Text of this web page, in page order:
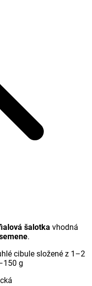
šalotka vhodná
.
cibule složené z 1–2
g